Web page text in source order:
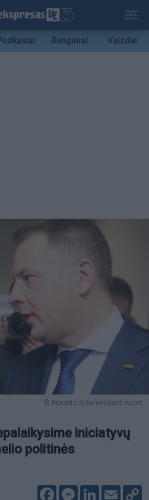
Renginiai Vaizdai
© Irmanto Sidarevičiaus nuotr.
iniciatyvų
politinės
FacebookMessenger
LinkedIn
Email